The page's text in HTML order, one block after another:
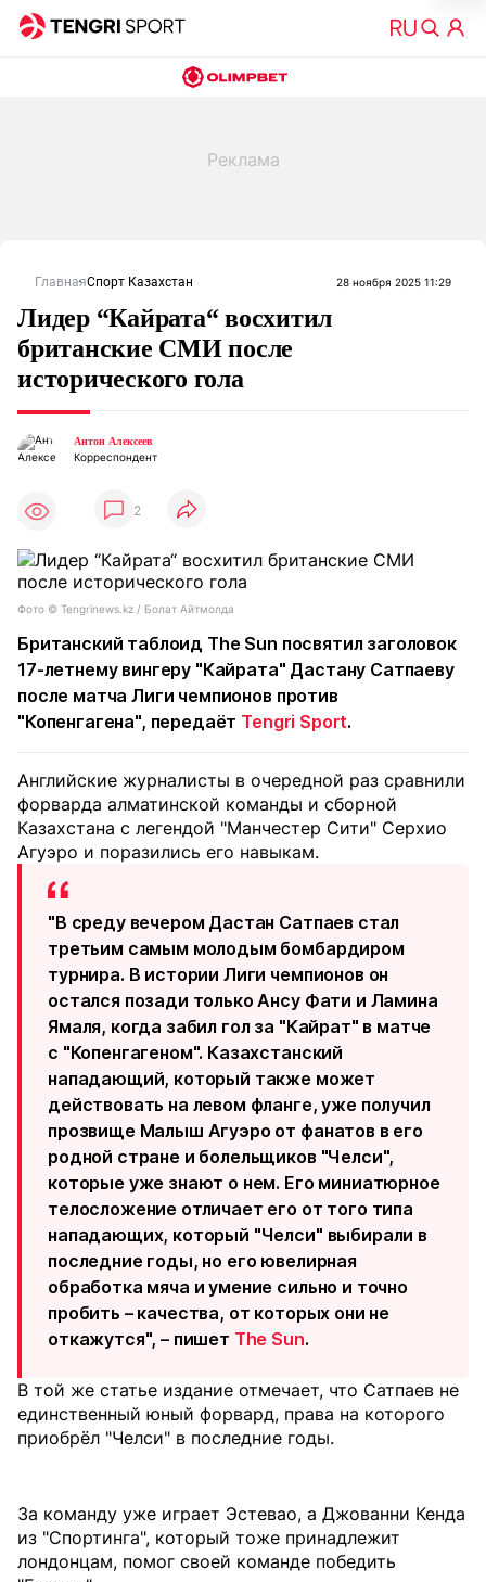
ГлавнаяСпорт Казахстан 28 ноября 2025 11:29
Лидер “Кайрата“ восхитил
британские СМИ после
исторического гола
Антон Алексеев
Корреспондент
2
Фото ©️ Tengrinews.kz / Болат Айтмолда
Британский таблоид The Sun посвятил заголовок
17-летнему вингеру "Кайрата" Дастану Сатпаеву
после матча Лиги чемпионов против
"Копенгагена", передаёт Tengri Sport.
Английские журналисты в очередной раз сравнили
форварда алматинской команды и сборной
Казахстана с легендой "Манчестер Сити" Серхио
Агуэро и поразились его навыкам.
"В среду вечером Дастан Сатпаев стал
третьим самым молодым бомбардиром
турнира. В истории Лиги чемпионов он
остался позади только Ансу Фати и Ламина
Ямаля, когда забил гол за "Кайрат" в матче
с "Копенгагеном". Казахстанский
нападающий, который также может
действовать на левом фланге, уже получил
прозвище Малыш Агуэро от фанатов в его
родной стране и болельщиков "Челси",
которые уже знают о нем. Его миниатюрное
телосложение отличает его от того типа
нападающих, который "Челси" выбирали в
последние годы, но его ювелирная
обработка мяча и умение сильно и точно
пробить – качества, от которых они не
откажутся", – пишет The Sun.
В той же статье издание отмечает, что Сатпаев не
единственный юный форвард, права на которого
приобрёл "Челси" в последние годы.
За команду уже играет Эстевао, а Джованни Кенда
из "Спортинга", который тоже принадлежит
лондонцам, помог своей команде победить